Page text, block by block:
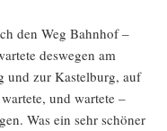
den Weg Bahn­hof –
des­we­gen am
und zur Kas­tel­burg, auf
und war­te­te –
Was ein sehr schö­ner